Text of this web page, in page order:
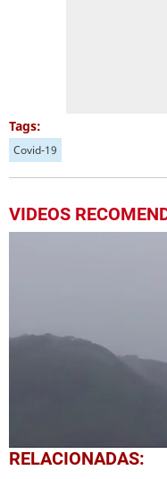
Tags:
Covid-19
VIDEOS
0
seconds
RELACIONADAS: